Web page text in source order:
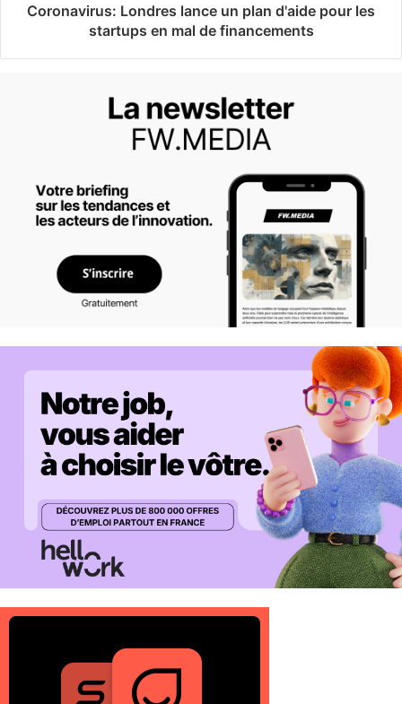
Coronavirus: Londres lance un plan d'aide pour les
startups en mal de financements